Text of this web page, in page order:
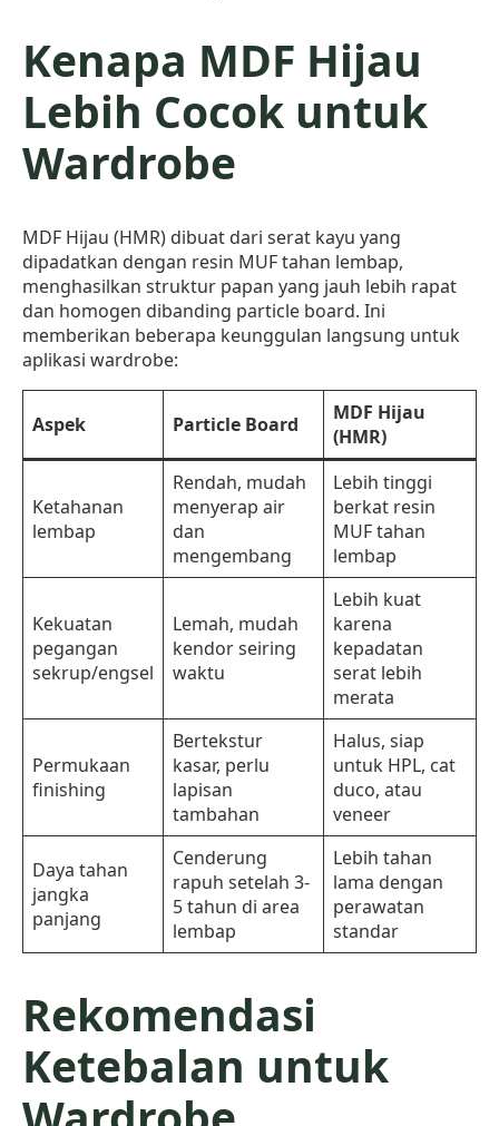
Kenapa MDF Hijau
Lebih Cocok untuk
Wardrobe
MDF Hijau (HMR) dibuat dari serat kayu yang
dipadatkan dengan resin MUF tahan lembap,
menghasilkan struktur papan yang jauh lebih rapat
dan homogen dibanding particle board. Ini
memberikan beberapa keunggulan langsung untuk
aplikasi wardrobe:
Aspek Particle Board
MDF Hijau
(HMR)
Ketahanan
lembap
Rendah, mudah
menyerap air
dan
mengembang
Lebih tinggi
berkat resin
MUF tahan
lembap
Kekuatan
pegangan
sekrup/engsel
Lemah, mudah
kendor seiring
waktu
Lebih kuat
karena
kepadatan
serat lebih
merata
Permukaan
finishing
Bertekstur
kasar, perlu
lapisan
tambahan
Halus, siap
untuk HPL, cat
duco, atau
veneer
Daya tahan
jangka
panjang
Cenderung
rapuh setelah 3-
5 tahun di area
lembap
Lebih tahan
lama dengan
perawatan
standar
Rekomendasi
Ketebalan untuk